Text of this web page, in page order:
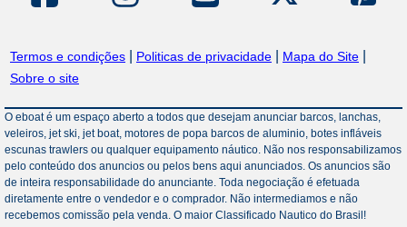
Termos e condições Politicas de privacidade Mapa do Site
Sobre o site
O eboat é um espaço aberto a todos que desejam anunciar barcos, lanchas,
veleiros, jet ski, jet boat, motores de popa barcos de aluminio, botes infláveis
escunas trawlers ou qualquer equipamento náutico. Não nos responsabilizamos
pelo conteúdo dos anuncios ou pelos bens aqui anunciados. Os anuncios são
de inteira responsabilidade do anunciante. Toda negociação é efetuada
diretamente entre o vendedor e o comprador. Não intermediamos e não
recebemos comissão pela venda. O maior Classificado Nautico do Brasil!